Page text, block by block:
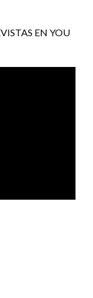
EN YOU